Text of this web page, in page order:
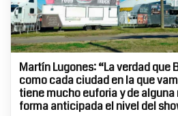
Martín Lugones: “La verdad que
como cada ciudad en la que
tiene mucho euforia y de
forma anticipada el nivel del